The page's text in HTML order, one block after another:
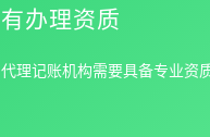
有办理资质
代理记账机构需要具备专业资